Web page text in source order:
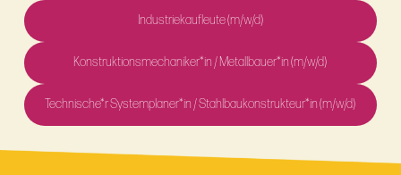
Industriekaufleute (m/w/d)
Konstruktionsmechaniker*in / Metallbauer*in (m/w/d)
Technische*r Systemplaner*in / Stahlbaukonstrukteur*in (m/w/d)